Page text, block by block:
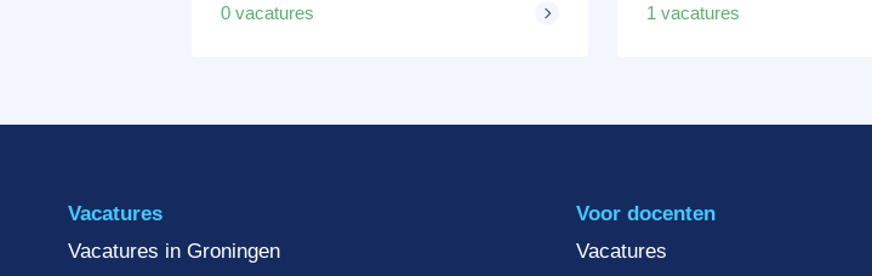
0 vacatures 1 vacatures
Vacatures
Vacatures in Groningen
Voor docenten
Vacatures